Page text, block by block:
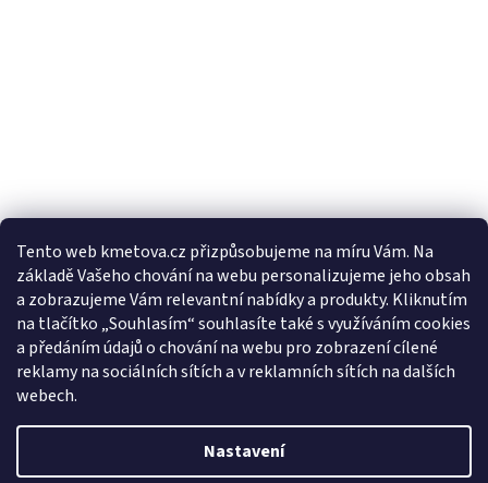
Tento web kmetova.cz přizpůsobujeme na míru Vám. Na
základě Vašeho chování na webu personalizujeme jeho obsah
a zobrazujeme Vám relevantní nabídky a produkty. Kliknutím
na tlačítko „Souhlasím“ souhlasíte také s využíváním cookies
a předáním údajů o chování na webu pro zobrazení cílené
reklamy na sociálních sítích a v reklamních sítích na dalších
webech.
Nastavení
Sledovat na Instagramu
Facebooková stránka
Vytvořil Shoptet